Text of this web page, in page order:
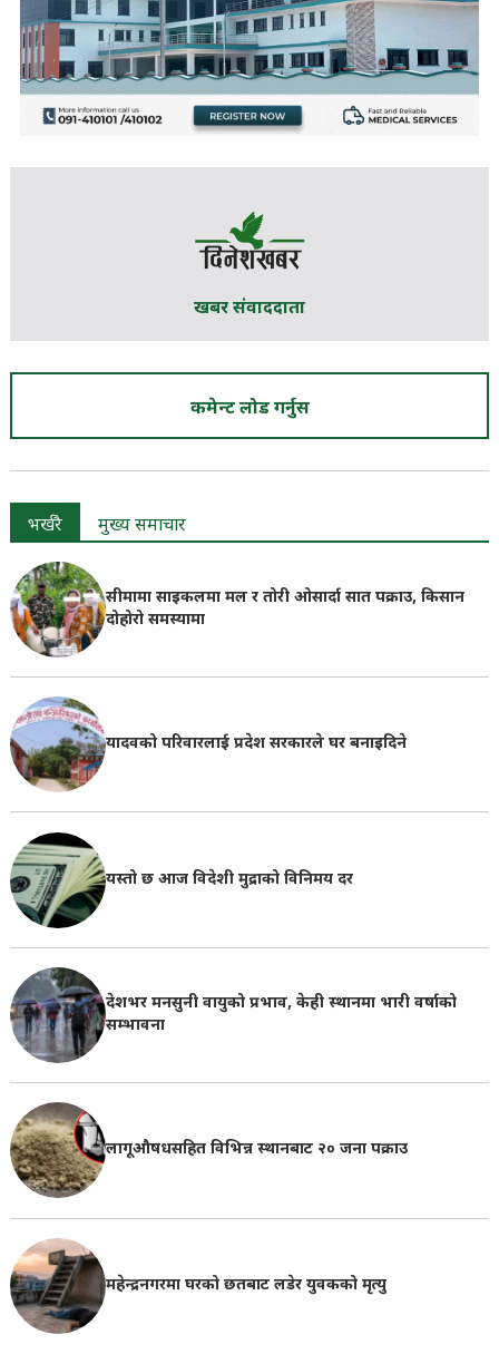
खबर संवाददाता
कमेन्ट लोड गर्नुस
भर्खरै मुख्य समाचार
सीमामा साइकलमा मल र तोरी ओसार्दा सात पक्राउ, किसान
दोहोरो समस्यामा
यादवको परिवारलाई प्रदेश सरकारले घर बनाइदिने
यस्तो छ आज विदेशी मुद्राको विनिमय दर
देशभर मनसुनी वायुको प्रभाव, केही स्थानमा भारी वर्षाको
सम्भावना
लागूऔषधसहित विभिन्न स्थानबाट २० जना पक्राउ
महेन्द्रनगरमा घरको छतबाट लडेर युवकको मृत्यु